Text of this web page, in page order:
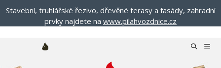
naStavební, truhlářské řezivo, dřevěné terasy a fasády, zahradní
prvky najdete na www.pilahvozdnice.cz
Menu